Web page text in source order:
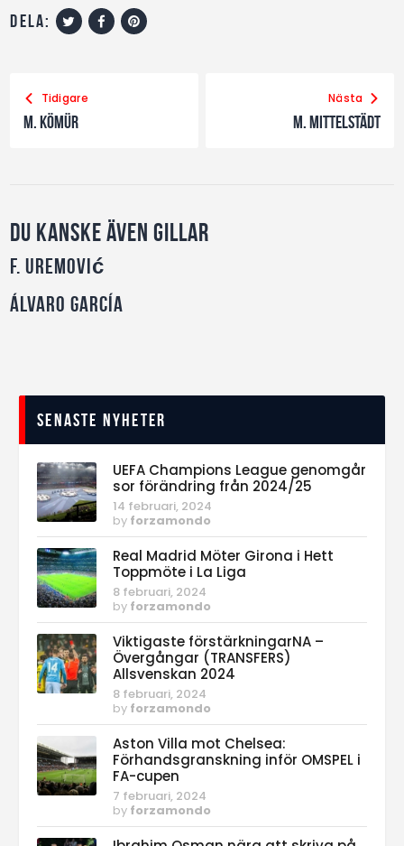
dela:
Tidigare
M. Kömür
Nästa
M. Mittelstädt
Du kanske även gillar
F. Uremović
Álvaro García
Senaste nyheter
UEFA Champions League genomgår
sor förändring från 2024/25
14 februari, 2024
by forzamondo
Real Madrid Möter Girona i Hett
Toppmöte i La Liga
8 februari, 2024
by forzamondo
Viktigaste förstärkningarNA –
Övergångar (TRANSFERS)
Allsvenskan 2024
8 februari, 2024
by forzamondo
Aston Villa mot Chelsea:
Förhandsgranskning inför OMSPEL i
FA-cupen
7 februari, 2024
by forzamondo